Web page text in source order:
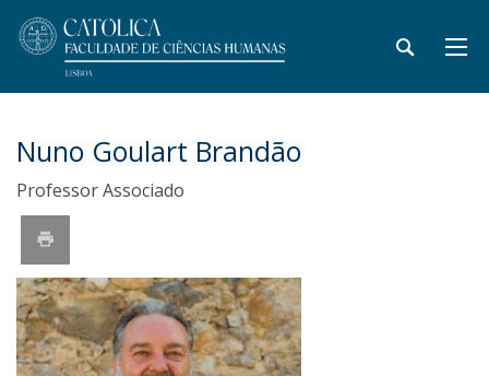
Nuno Goulart Brandão
Professor Associado